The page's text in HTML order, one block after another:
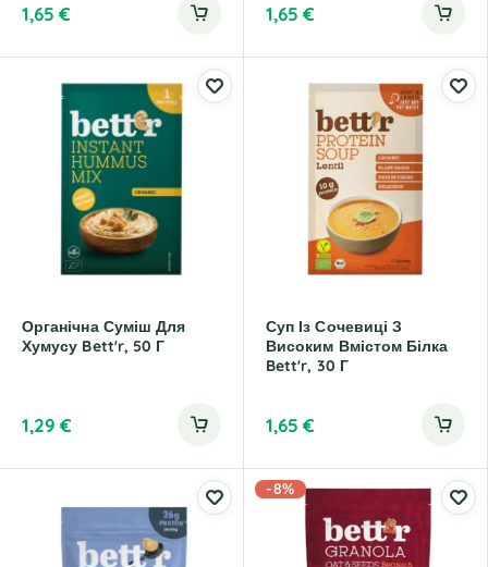
1,65€ 1,65€
Органічна Суміш Для
Хумусу Bett'r, 50 Г
1,29€
Суп Із Сочевиці З
Високим Вмістом Білка
Bett'r, 30 Г
1,65€
-8%